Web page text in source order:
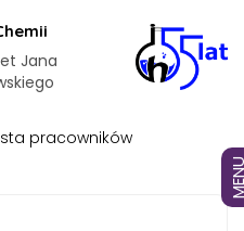
Jana
pracowników